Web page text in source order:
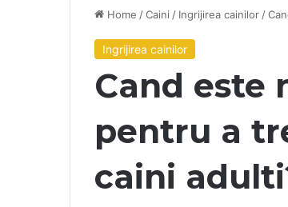
Home /Caini / Ingrijirea cainilor /
Ingrijirea cainilor
Cand
pentru a
caini